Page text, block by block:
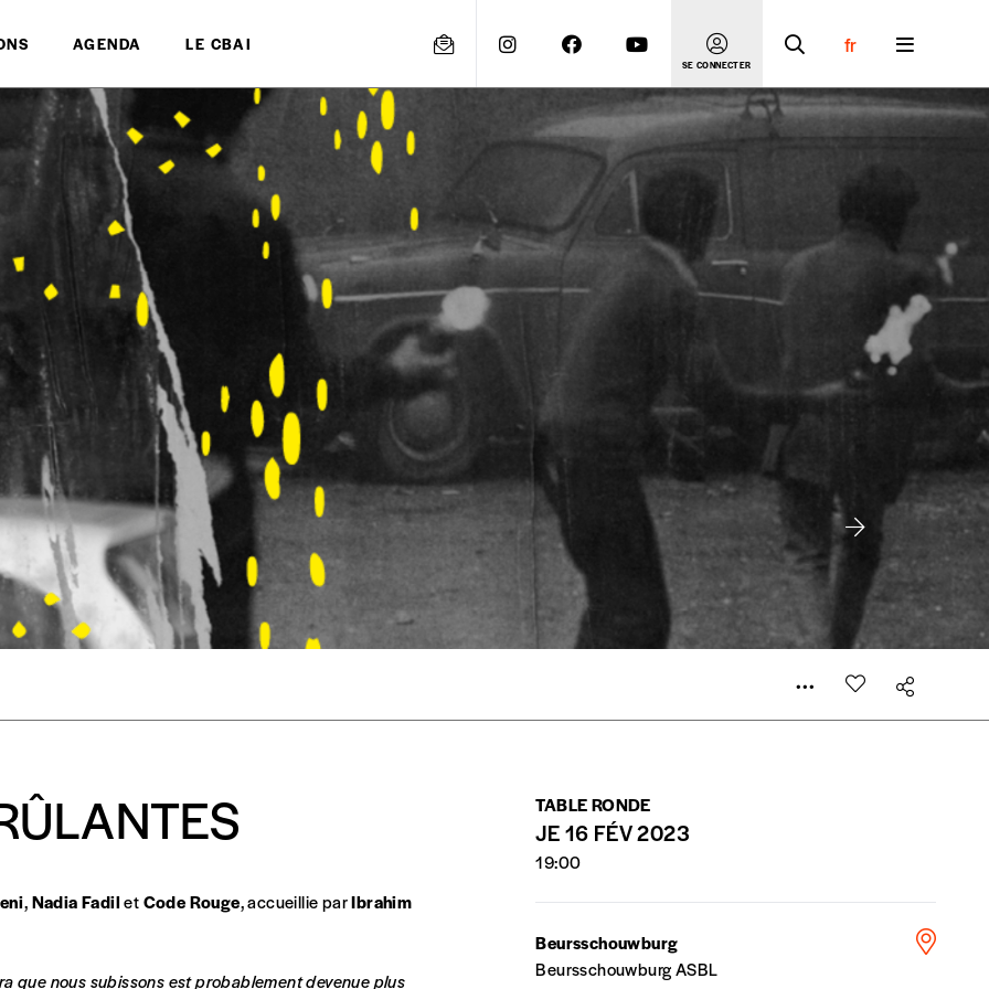
AGENDA LE CBAI
SE CONNECTER
fr
Créer un compte
est proposé àPRIX LIBRE .
bien ou d’un service, qui peut être une manière pour lui de payer le prix qu’il estime juste. Dans l’objectif de rendre
attachement aux valeurs de solidarité, nous vous proposons d’estimer vous-mêmes le coût de notre publication. Cette
indicatif. De cette manière, vous soutenez le travail de l’équipe de rédaction selon vos moyens et vos motivations.
BE34 0010 7305 2190avec en communication le numéro de la commande renseigné dans le mail de confirmation et
moment, même après avoir reçu plusieurs numéros. Ce paiement n’est pas indispensable. Il marque votre volonté de
,Nadia FadiletCode Rouge, accueillie parIbrahim
que nous subissons est probablement devenue plus
TABLE RONDE
JE 16 FÉV 2023
19:00
Beursschouwburg
Beursschouwburg ASBL